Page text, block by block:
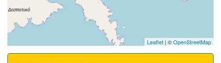
Leaflet | ©OpenStreetMap